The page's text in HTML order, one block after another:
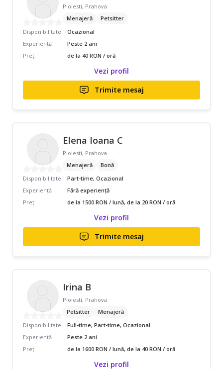
Ploiesti, Prahova
Menajeră
Petsitter
Disponibilitate
Ocazional
Experiență
Peste 2 ani
Preț
de la 40 RON / oră
Vezi profil
Trimite mesaj
Elena Ioana C
Ploiesti, Prahova
Menajeră
Bonă
Disponibilitate
Part-time, Ocazional
Experiență
Fără experiență
Preț
de la 1500 RON / lună, de la 20 RON / oră
Vezi profil
Trimite mesaj
Irina B
Ploiesti, Prahova
Petsitter
Menajeră
Disponibilitate
Full-time, Part-time, Ocazional
Experiență
Peste 2 ani
Preț
de la 1600 RON / lună, de la 40 RON / oră
Vezi profil